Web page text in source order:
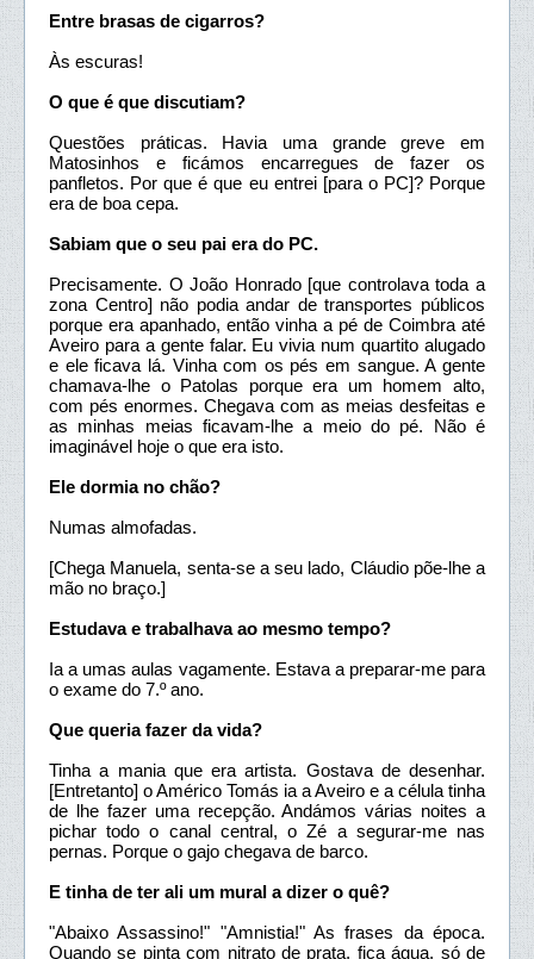
Entre brasas de cigarros?
Às escuras!
O que é que discutiam?
Questões práticas. Havia uma grande greve em
Matosinhos e ficámos encarregues de fazer os
panfletos. Por que é que eu entrei [para o PC]? Porque
era de boa cepa.
Sabiam que o seu pai era do PC.
Precisamente. O João Honrado [que controlava toda a
zona Centro] não podia andar de transportes públicos
porque era apanhado, então vinha a pé de Coimbra até
Aveiro para a gente falar. Eu vivia num quartito alugado
e ele ficava lá. Vinha com os pés em sangue. A gente
chamava-lhe o Patolas porque era um homem alto,
com pés enormes. Chegava com as meias desfeitas e
as minhas meias ficavam-lhe a meio do pé. Não é
imaginável hoje o que era isto.
Ele dormia no chão?
Numas almofadas.
[Chega Manuela, senta-se a seu lado, Cláudio põe-lhe a
mão no braço.]
Estudava e trabalhava ao mesmo tempo?
Ia a umas aulas vagamente. Estava a preparar-me para
o exame do 7.º ano.
Que queria fazer da vida?
Tinha a mania que era artista. Gostava de desenhar.
[Entretanto] o Américo Tomás ia a Aveiro e a célula tinha
de lhe fazer uma recepção. Andámos várias noites a
pichar todo o canal central, o Zé a segurar-me nas
pernas. Porque o gajo chegava de barco.
E tinha de ter ali um mural a dizer o quê?
"Abaixo Assassino!" "Amnistia!" As frases da época.
Quando se pinta com nitrato de prata, fica água, só de